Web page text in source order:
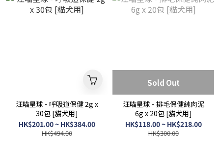
汪喵星球 - 呼吸道保健 2g x
30包 [貓犬用]
HK$201.00 ~ HK$384.00
HK$494.00
Sold Out
汪喵星球 - 排毛保健純肉泥
6g x 20包 [貓犬用]
HK$118.00 ~ HK$218.00
HK$300.00